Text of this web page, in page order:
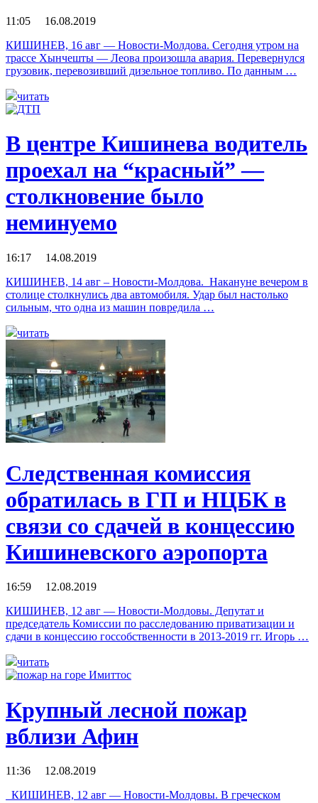
11:05 16.08.2019
КИШИНЕВ, 16 авг — Новости-Молдова. Сегодня утром на
трассе Хынчешты — Леова произошла авария. Перевернулся
грузовик, перевозивший дизельное топливо. По данным …
читать
В центре Кишинева водитель
проехал на “красный” —
столкновение было
неминуемо
16:17 14.08.2019
КИШИНЕВ, 14 авг – Новости-Молдова. Накануне вечером в
столице столкнулись два автомобиля. Удар был настолько
сильным, что одна из машин повредила …
читать
Следственная комиссия
обратилась в ГП и НЦБК в
связи со сдачей в концессию
Кишиневского аэропорта
16:59 12.08.2019
КИШИНЕВ, 12 авг — Новости-Молдовы. Депутат и
председатель Комиссии по расследованию приватизации и
сдачи в концессию госсобственности в 2013-2019 гг. Игорь …
читать
Крупный лесной пожар
вблизи Афин
11:36 12.08.2019
КИШИНЕВ, 12 авг — Новости-Молдовы. В греческом